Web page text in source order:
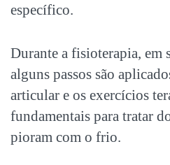
específico.
Durante a fisioterapia, em
alguns passos são
articular e os exercícios
fundamentais para tratar
pioram com o frio.